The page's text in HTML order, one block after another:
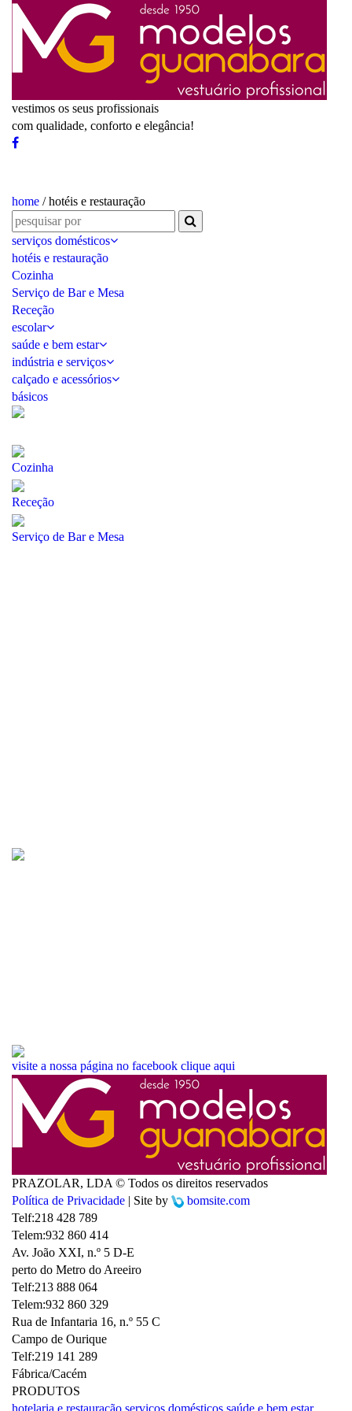
vestimos os seus profissionais
com qualidade, conforto e elegância!
home / hotéis e restauração
serviços domésticos
hotéis e restauração
Cozinha
Serviço de Bar e Mesa
Receção
escolar
saúde e bem estar
indústria e serviços
calçado e acessórios
básicos
Cozinha
Receção
Serviço de Bar e Mesa
visite a nossa página no facebook clique aqui
PRAZOLAR, LDA © Todos os direitos reservados
Política de Privacidade | Site by
bomsite.com
Telf:218 428 789
Telem:932 860 414
Av. João XXI, n.º 5 D-E
perto do Metro do Areeiro
Telf:213 888 064
Telem:932 860 329
Rua de Infantaria 16, n.º 55 C
Campo de Ourique
Telf:219 141 289
Fábrica/Cacém
PRODUTOS
hotelaria e restauração serviços domésticos saúde e bem estar